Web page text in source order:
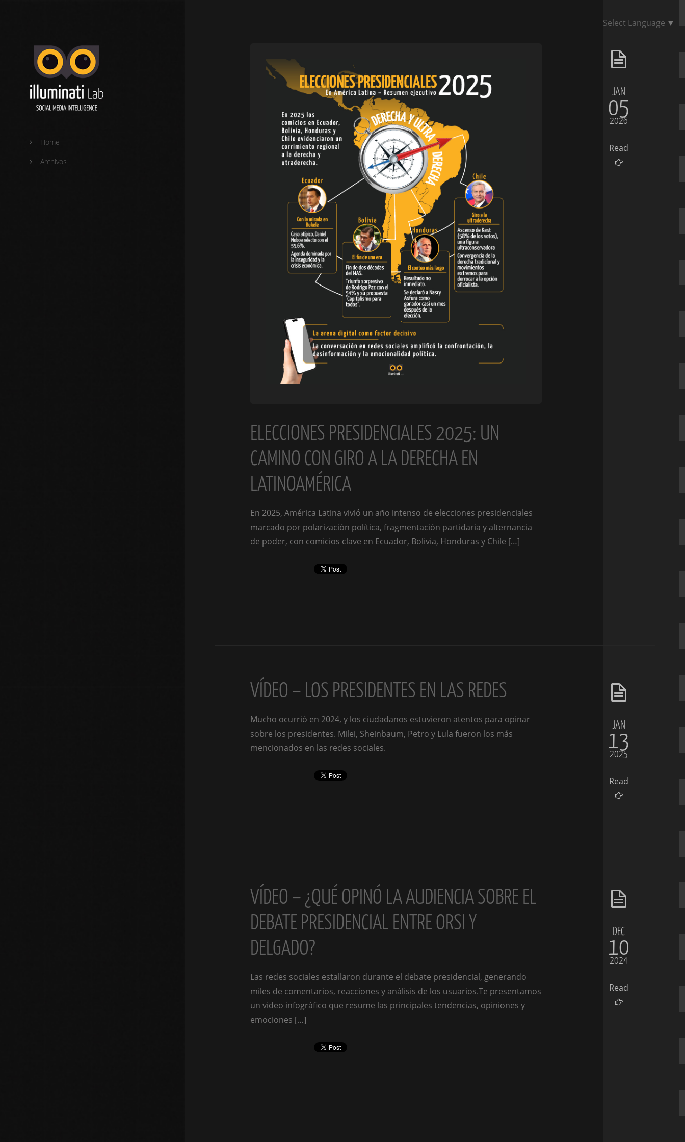
Select Language ▼
Home
Archivos
ELECCIONES PRESIDENCIALES 2025: UN
CAMINO CON GIRO A LA DERECHA EN
LATINOAMÉRICA
En 2025, América Latina vivió un año intenso de elecciones presidenciales
marcado por polarización política, fragmentación partidaria y alternancia
de poder, con comicios clave en Ecuador, Bolivia, Honduras y Chile […]
JAN
05
2026
Read
VÍDEO – LOS PRESIDENTES EN LAS REDES
Mucho ocurrió en 2024, y los ciudadanos estuvieron atentos para opinar
sobre los presidentes. Milei, Sheinbaum, Petro y Lula fueron los más
mencionados en las redes sociales.
JAN
13
2025
Read
VÍDEO – ¿QUÉ OPINÓ LA AUDIENCIA SOBRE EL
DEBATE PRESIDENCIAL ENTRE ORSI Y
DELGADO?
Las redes sociales estallaron durante el debate presidencial, generando
miles de comentarios, reacciones y análisis de los usuarios.Te presentamos
un video infográfico que resume las principales tendencias, opiniones y
emociones […]
DEC
10
2024
Read